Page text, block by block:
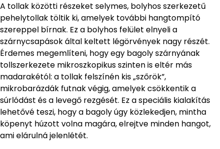
A tollak közötti részeket selymes, bolyhos szerkezetű
pehelytollak töltik ki, amelyek további hangtompító
szereppel bírnak. Ez a bolyhos felület elnyeli a
szárnycsapások által keltett légörvények nagy részét.
Érdemes megemlíteni, hogy egy bagoly szárnyának
tollszerkezete mikroszkopikus szinten is eltér más
madarakétól: a tollak felszínén kis „szőrök”,
mikrobarázdák futnak végig, amelyek csökkentik a
súrlódást és a levegő rezgését. Ez a speciális kialakítás
lehetővé teszi, hogy a bagoly úgy közlekedjen, mintha
köpenyt húzott volna magára, elrejtve minden hangot,
ami elárulná jelenlétét.